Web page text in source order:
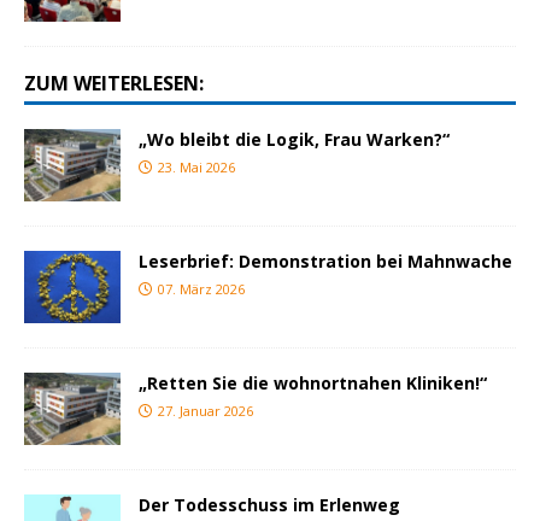
ZUM WEITERLESEN:
„Wo bleibt die Logik, Frau Warken?“
23. Mai 2026
Leserbrief: Demonstration bei Mahnwache
07. März 2026
„Retten Sie die wohnortnahen Kliniken!“
27. Januar 2026
Der Todesschuss im Erlenweg